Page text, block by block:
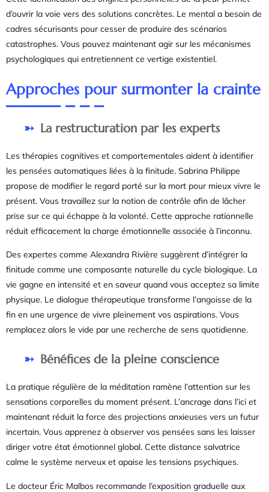
d’ouvrir la voie vers des solutions concrètes. Le mental a besoin de
cadres sécurisants pour cesser de produire des scénarios
catastrophes. Vous pouvez maintenant agir sur les mécanismes
psychologiques qui entretiennent ce vertige existentiel.
Approches pour surmonter la crainte
La restructuration par les experts
Les thérapies cognitives et comportementales aident à identifier
les pensées automatiques liées à la finitude. Sabrina Philippe
propose de modifier le regard porté sur la mort pour mieux vivre le
présent. Vous travaillez sur la notion de contrôle afin de lâcher
prise sur ce qui échappe à la volonté. Cette approche rationnelle
réduit efficacement la charge émotionnelle associée à l’inconnu.
Des expertes comme Alexandra Rivière suggèrent d’intégrer la
finitude comme une composante naturelle du cycle biologique. La
vie gagne en intensité et en saveur quand vous acceptez sa limite
physique. Le dialogue thérapeutique transforme l’angoisse de la
fin en une urgence de vivre pleinement vos aspirations. Vous
remplacez alors le vide par une recherche de sens quotidienne.
Bénéfices de la pleine conscience
La pratique régulière de la méditation ramène l’attention sur les
sensations corporelles du moment présent. L’ancrage dans l’ici et
maintenant réduit la force des projections anxieuses vers un futur
incertain. Vous apprenez à observer vos pensées sans les laisser
diriger votre état émotionnel global. Cette distance salvatrice
calme le système nerveux et apaise les tensions psychiques.
Le docteur Éric Malbos recommande l’exposition graduelle aux